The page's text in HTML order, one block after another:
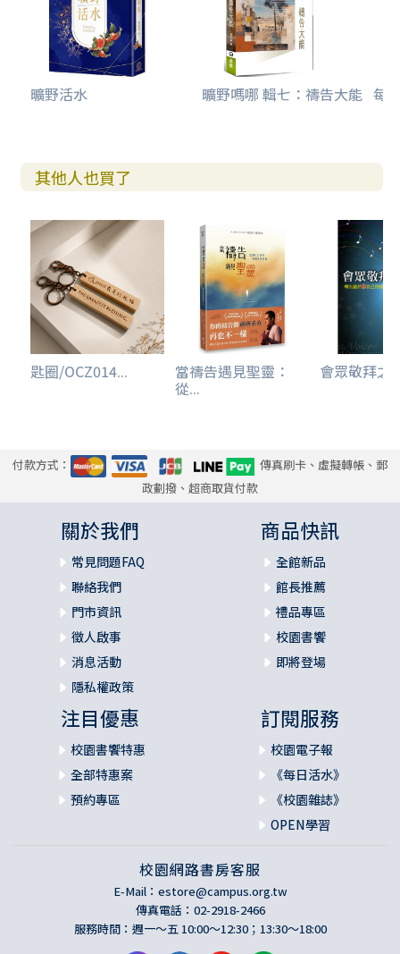
曠野活水 曠野嗎哪 輯七：禱告大能 每
其他人也買了
匙圈/OCZ014... 當禱告遇見聖靈：
從...
會眾敬拜之
付款方式：
傳真刷卡、虛擬轉帳、郵
政劃撥、超商取貨付款
關於我們
常見問題FAQ
聯絡我們
門市資訊
徵人啟事
消息活動
隱私權政策
商品快訊
全館新品
館長推薦
禮品專區
校園書饗
即將登場
注目優惠
校園書饗特惠
全部特惠案
預約專區
訂閱服務
校園電子報
《每日活水》
《校園雜誌》
OPEN學習
校園網路書房客服
E-Mail： estore@campus.org.tw
傳真電話：02-2918-2466
服務時間：週一～五 10:00～12:30；13:30～18:00